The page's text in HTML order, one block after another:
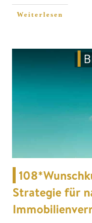
Weiterlesen
Strategie für